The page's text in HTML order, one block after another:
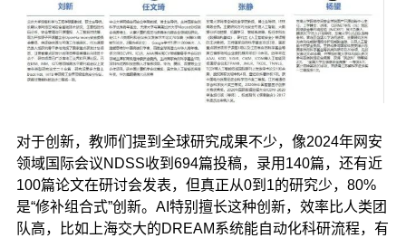
对于创新，教师们提到全球研究成果不少，像2024年网安
领域国际会议NDSS收到694篇投稿，录用140篇，还有近
100篇论文在研讨会发表，但真正从0到1的研究少，80%
是“修补组合式”创新。AI特别擅长这种创新，效率比人类团
队高，比如上海交大的DREAM系统能自动化科研流程，有